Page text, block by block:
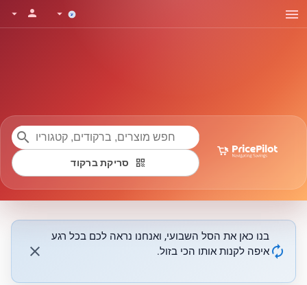
menu
arrow_drop_down
person
arrow_drop_down
search
qr_code סריקת ברקוד
autorenew
בנו כאן את הסל השבועי, ואנחנו נראה לכם בכל רגע
איפה לקנות אותו הכי בזול.
close